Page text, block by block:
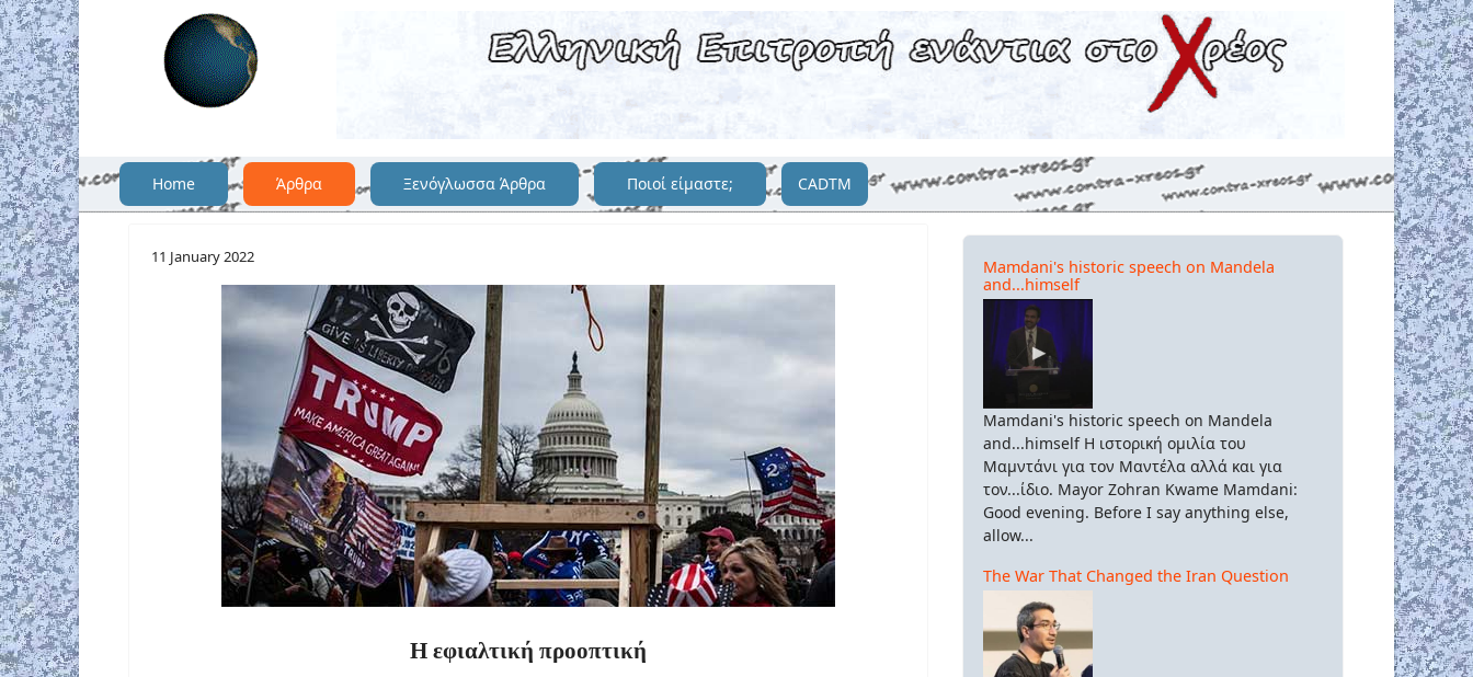
Home Άρθρα Ξενόγλωσσα Άρθρα Ποιοί είμαστε; CADTM
11 January 2022
Η εφιαλτική προοπτική
Mamdani's historic speech on Mandela
and...himself
Mamdani's historic speech on Mandela
and...himself Η ιστορική ομιλία του
Μαμντάνι για τον Μαντέλα αλλά και για
τον...ίδιο. Mayor Zohran Kwame Mamdani:
Good evening. Before I say anything else,
allow...
The War That Changed the Iran Question